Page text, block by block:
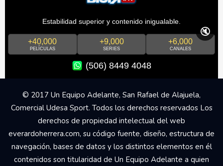
Estabilidad superior y contenido inigualable.
+40,000
PELÍCULAS
+9,000
SERIES
+6,000
CANALES
(506) 8449 4048
🔇
© 2017 Un Equipo Adelante, San Rafael de Alajuela,
Comercial Udesa Sport. Todos los derechos reservados Los
derechos de propiedad intelectual del web
everardoherrera.com, su código fuente, diseño, estructura de
navegación, bases de datos y los distintos elementos en él
contenidos son titularidad de Un Equipo Adelante a quien